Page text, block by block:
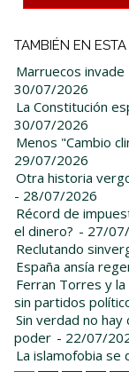
TAMBIÉN EN
Marruecos
30/07/2026
La Constitución
30/07/2026
Menos "Cambio
29/07/2026
Otra historia
- 28/07/2026
Récord de
el dinero? - 27/
Reclutando
España ansía
Ferran Torres y
sin partidos
Sin verdad no
poder - 22/07/
La islamofobia se